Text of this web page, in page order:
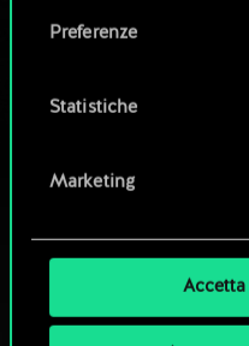
disponibili nel menu
Preferenze
Statistiche
Marketing